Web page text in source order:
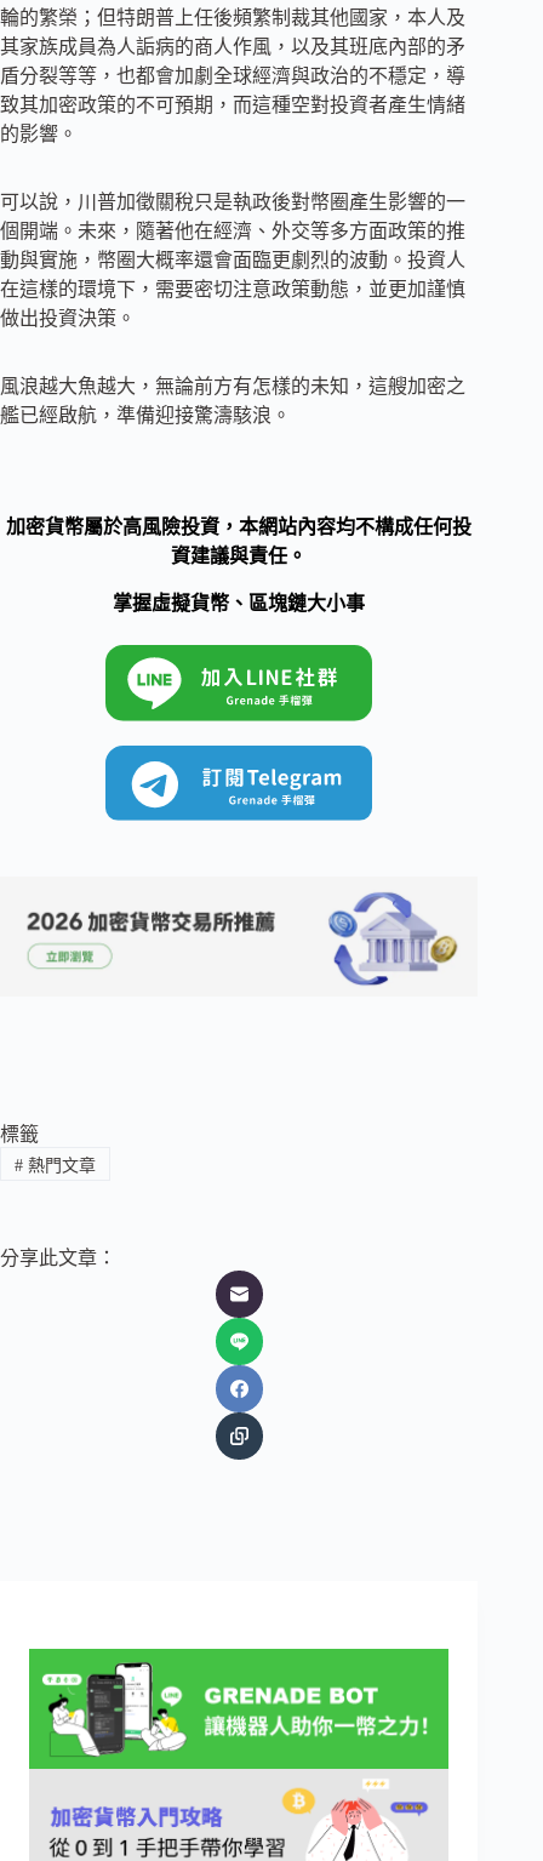
輪的繁榮；但特朗普上任後頻繁制裁其他國家，本人及
其家族成員為人詬病的商人作風，以及其班底內部的矛
盾分裂等等，也都會加劇全球經濟與政治的不穩定，導
致其加密政策的不可預期，而這種空對投資者產生情緒
的影響。
可以說，川普加徵關稅只是執政後對幣圈產生影響的一
個開端。未來，隨著他在經濟、外交等多方面政策的推
動與實施，幣圈大概率還會面臨更劇烈的波動。投資人
在這樣的環境下，需要密切注意政策動態，並更加謹慎
做出投資決策。
風浪越大魚越大，無論前方有怎樣的未​​知，這艘加密之
艦已經啟航，準備迎接驚濤駭浪。
加密貨幣屬於高風險投資，本網站內容均不構成任何投
資建議與責任。
掌握虛擬貨幣、區塊鏈大小事
標籤
#熱門文章
分享此文章：